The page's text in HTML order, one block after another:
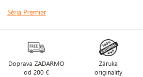
Séria Premier
Doprava ZADARMO
od 200 €
Záruka
originality